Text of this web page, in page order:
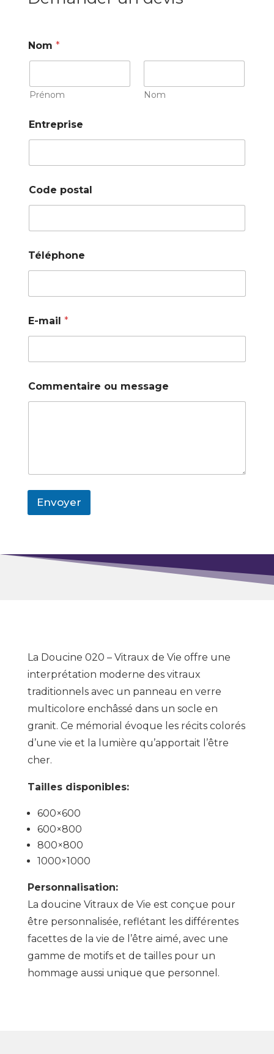
Nom *
Prénom Nom
Entreprise
Code postal
Téléphone
E-mail *
Commentaire ou message
Envoyer
La Doucine 020 – Vitraux de Vie offre une
interprétation moderne des vitraux
traditionnels avec un panneau en verre
multicolore enchâssé dans un socle en
granit. Ce mémorial évoque les récits colorés
d’une vie et la lumière qu’apportait l’être
cher.
Tailles disponibles:
600×600
600×800
800×800
1000×1000
Personnalisation:
La doucine Vitraux de Vie est conçue pour
être personnalisée, reflétant les différentes
facettes de la vie de l’être aimé, avec une
gamme de motifs et de tailles pour un
hommage aussi unique que personnel.